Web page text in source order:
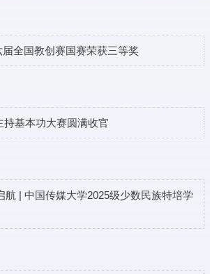
全国教创赛国赛荣获三等奖
持基本功大赛圆满收官
航 | 中国传媒大学2025级少数民族特培学